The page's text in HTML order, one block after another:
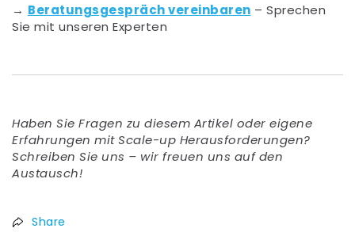
→ Beratungsgespräch vereinbaren – Sprechen
Sie mit unseren Experten
Haben Sie Fragen zu diesem Artikel oder eigene
Erfahrungen mit Scale-up Herausforderungen?
Schreiben Sie uns – wir freuen uns auf den
Austausch!
Share